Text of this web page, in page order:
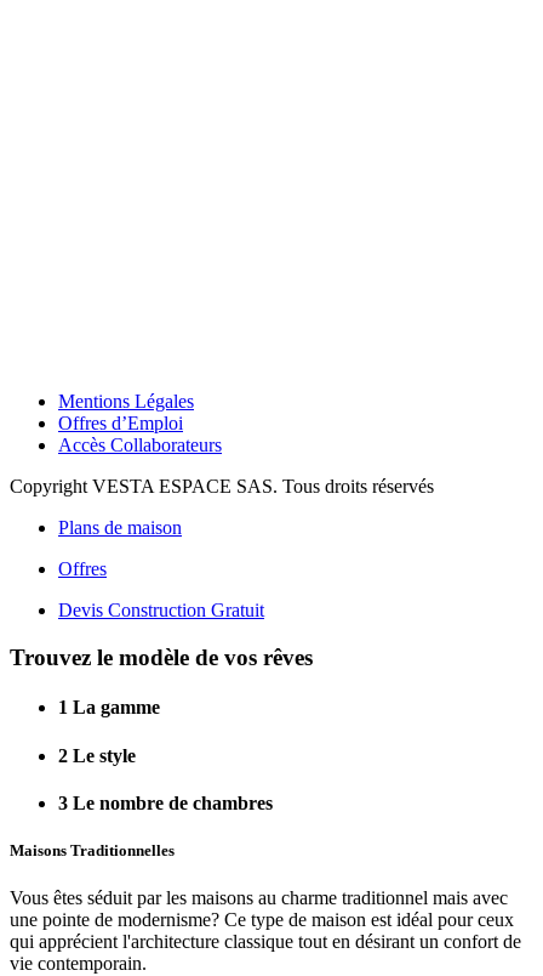
Mentions Légales
Offres d’Emploi
Accès Collaborateurs
Copyright VESTA ESPACE SAS. Tous droits réservés
Plans de maison
Offres
Devis Construction Gratuit
Trouvez le modèle de vos rêves
1 La gamme
2 Le style
3 Le nombre de chambres
Maisons Traditionnelles
Vous êtes séduit par les maisons au charme traditionnel mais avec
une pointe de modernisme? Ce type de maison est idéal pour ceux
qui apprécient l'architecture classique tout en désirant un confort de
vie contemporain.